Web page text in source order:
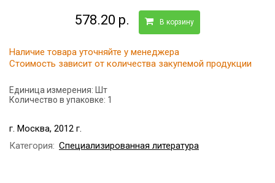
578.20 р. В корзину
Наличие товара уточняйте у менеджера
Стоимость зависит от количества закупемой продукции
Единица измерения: Шт
Количество в упаковке: 1
г. Москва, 2012 г.
Категория: Специализированная литература